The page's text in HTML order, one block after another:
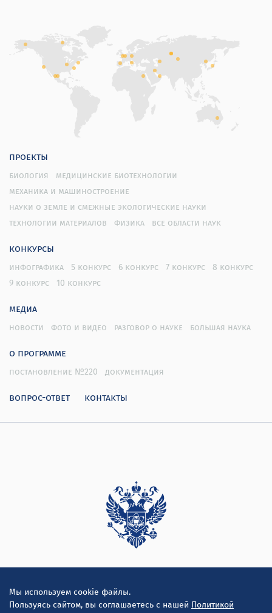
Мы используем cookie файлы.
Пользуясь сайтом, вы соглашаетесь с нашей Политикой
проекты
биология
медицинские биотехнологии
механика и машиностроение
науки о земле и смежные экологические науки
технологии материалов
физика все области наук
конкурсы
инфографика 5 конкурс 6 конкурс 7 конкурс
8 конкурс
9 конкурс
10 конкурс
медиа
новости фото и видео разговор о науке большая наука
о программе
постановление №220 документация
вопрос-ответ контакты